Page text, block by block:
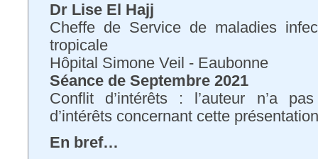
Dr Lise El Hajj
Cheffe de Service de maladies
tropicale
Hôpital Simone Veil - Eaubonne
Séance de Septembre 2021
Conflit d’intérêts : l’auteur n’a
d’intérêts concernant cette présentation
En bref…